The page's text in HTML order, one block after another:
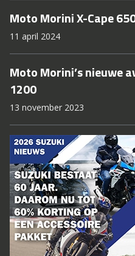
Moto Morini X-Cape
11 april 2024
Moto Morini’s nieuwe
1200
13 november 2023